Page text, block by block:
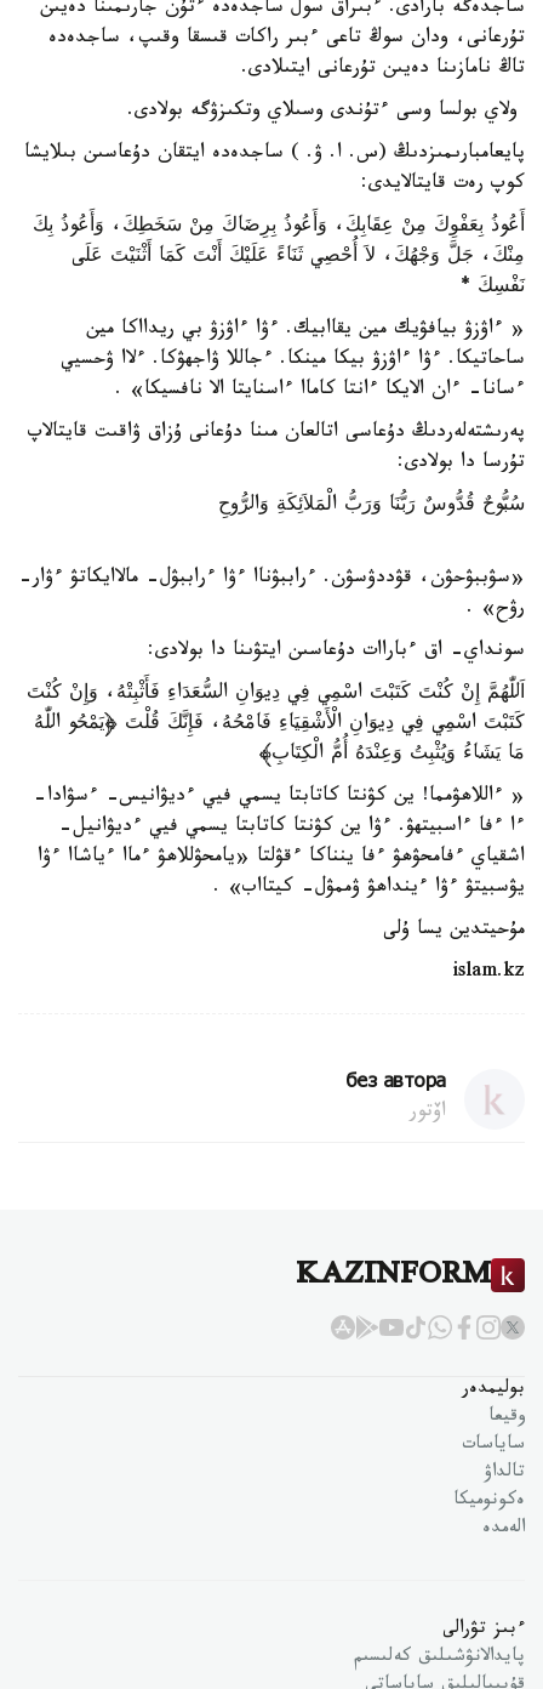
ساجدەگە بارادى. ءبىراق سول ساجدەدە ءتۇن جارىمىنا دەيىن
تۇرعانى، ودان سوڭ تاعى ءبىر راكات قىسقا وقىپ، ساجدەدە
تاڭ نامازىنا دەيىن تۇرعانى ايتىلادى.
ولاي بولسا وسى ءتۇندى وسىلاي وتكىزۋگە بولادى.
پايعامبارىمىزدىڭ (س. ا. ۋ. ) ساجدەدە ايتقان دۇعاسىن بىلايشا
كوپ رەت قايتالايدى:
أَعُوذُ بِعَفْوِكَ مِنْ عِقَابِكَ، وَأَعُوذُ بِرِضَاكَ مِنْ سَخَطِكَ، وَأَعُوذُ بِكَ
مِنْكَ، جَلَّ وَجْهُكَ، لاَ أُحْصِي ثَنَاءً عَلَيْكَ أَنْتَ كَمَا أَثْنَيْتَ عَلَى
نَفْسِكَ *
« ءاۋزۋ بيافۋيك مين يقاابيك. ءۋا ءاۋزۋ بي ريدااكا مين
ساحاتيكا. ءۋا ءاۋزۋ بيكا مينكا. ءجاللا ۋاجھۋكا. ءلاا ۋحسيي
ءسانا- ءان الايكا ءانتا كاماا ءاسنايتا الا نافسيكا» .
پەرىشتەلەردىڭ دۇعاسى اتالعان مىنا دۇعانى ۇزاق ۋاقىت قايتالاپ
تۇرسا دا بولادى:
سُبُّوحٌ قُدُّوسٌ رَبُّنَا وَرَبُّ الْمَلاَئِكَةِ وَالرُّوحِ
«سۋببۋحۋن، قۋددۋسۋن. ءراببۋناا ءۋا ءراببۋل- مالاايكاتۋ ءۋار-
رۋح» .
سونداي- اق ءباراات دۇعاسىن ايتۋىنا دا بولادى:
اَللّٰهُمَّ إِنْ كُنْتَ كَتَبْتَ اسْمِي فِي دِيوَانِ السُّعَدَاءِ فَأَثْبِتْهُ، وَإِنْ كُنْتَ
كَتَبْتَ اسْمِي فِي دِيوَانِ الْأَشْقِيَاءِ فَامْحُهُ، فَإِنَّكَ قُلْتَ ﴿يَمْحُو اللّٰهُ
مَا يَشَاءُ وَيُثْبِتُ وَعِنْدَهُ أُمُّ الْكِتَابِ﴾
« ءاللاھۋمما! ين كۋنتا كاتابتا يسمي فيي ءديۋانيس- ءسۋادا-
ءا ءفا ءاسبيتھۋ. ءۋا ين كۋنتا كاتابتا يسمي فيي ءديۋانيل-
اشقياي ءفامحۋھۋ ءفا ينناكا ءقۋلتا «يامحۋللاھۋ ءماا ءياشاا ءۋا
يۋسبيتۋ ءۋا ءينداھۋ ۋممۋل- كيتااب» .
مۇحيتدين يسا ۇلى
islam.kz
без автора
اۆتور
KAZINFORM
بوليمدەر
وقيعا
ساياسات
تالداۋ
ەكونوميكا
الەمدە
ءبىز تۋرالى
پايدالانۋشىلىق كەلىسىم